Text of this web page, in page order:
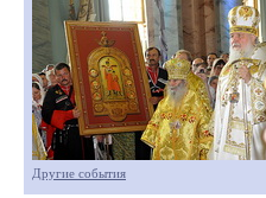
Другие события